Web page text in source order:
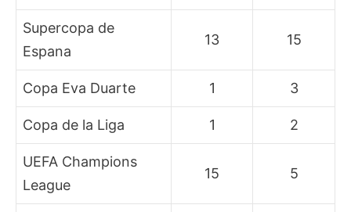
Supercopa de
Espana
13 15
Copa Eva Duarte 1 3
Copa de la Liga 1 2
UEFA Champions
League
15 5